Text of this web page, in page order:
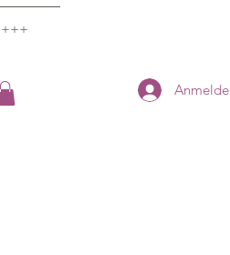
+++